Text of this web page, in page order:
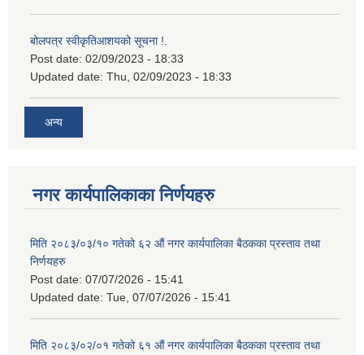
बोलपत्र स्वीकृतिआशयको सूचना !.
Post date: 02/09/2023 - 18:33
Updated date: Thu, 02/09/2023 - 18:33
अन्य
नगर कार्यपालिकाका निर्णयहरु
मिति २०८३/०३/१० गतेको ६२ औं नगर कार्यपालिका बैठकका प्रस्ताव तथा
निर्णयहरु
Post date: 07/07/2026 - 15:41
Updated date: Tue, 07/07/2026 - 15:41
मिति २०८३/०२/०१ गतेको ६१ औं नगर कार्यपालिका बैठकका प्रस्ताव तथा